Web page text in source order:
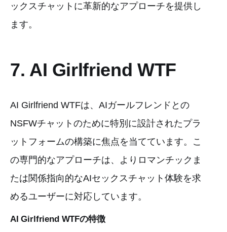
ックスチャットに革新的なアプローチを提供し
ます。
7. AI Girlfriend WTF
AI Girlfriend WTFは、AIガールフレンドとの
NSFWチャットのために特別に設計されたプラ
ットフォームの構築に焦点を当てています。こ
の専門的なアプローチは、よりロマンチックま
たは関係指向的なAIセックスチャット体験を求
めるユーザーに対応しています。
AI Girlfriend WTFの特徴